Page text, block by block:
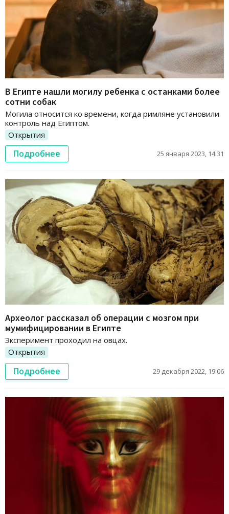
В Египте нашли могилу ребенка с останками более
сотни собак
Могила относится ко времени, когда римляне установили
контроль над Египтом.
Открытия
Подробнее 25 января 2023, 14:31
Археолог рассказал об операции с мозгом при
мумифицировании в Египте
Эксперимент проходил на овцах.
Открытия
Подробнее 29 декабря 2022, 19:06